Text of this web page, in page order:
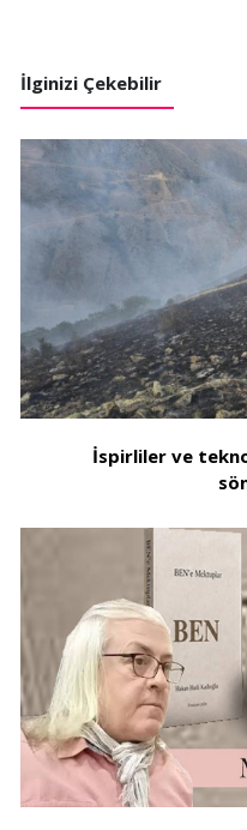
İlginizi Çekebilir
İspirliler ve